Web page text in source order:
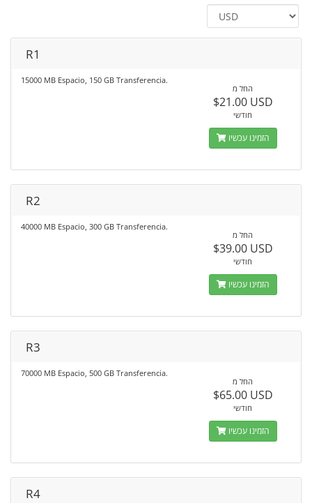
R1
15000 MB Espacio, 150 GB Transferencia.
החל מ
$21.00 USD
חודשי
הזמינו עכשיו
R2
40000 MB Espacio, 300 GB Transferencia.
החל מ
$39.00 USD
חודשי
הזמינו עכשיו
R3
70000 MB Espacio, 500 GB Transferencia.
החל מ
$65.00 USD
חודשי
הזמינו עכשיו
R4